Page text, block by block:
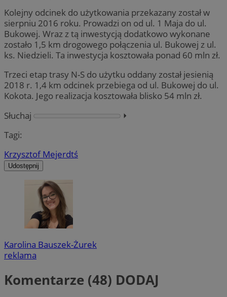
Kolejny odcinek do użytkowania przekazany został w
sierpniu 2016 roku. Prowadzi on od ul. 1 Maja do ul.
Bukowej. Wraz z tą inwestycją dodatkowo wykonane
zostało 1,5 km drogowego połączenia ul. Bukowej z ul.
ks. Niedzieli. Ta inwestycja kosztowała ponad 60 mln zł.
Trzeci etap trasy N-S do użytku oddany został jesienią
2018 r. 1,4 km odcinek przebiega od ul. Bukowej do ul.
Kokota. Jego realizacja kosztowała blisko 54 mln zł.
Słuchaj
⏵︎
Tagi:
Krzysztof Mejerdtś
Udostępnij
Karolina Bauszek-Żurek
reklama
Komentarze (48) DODAJ